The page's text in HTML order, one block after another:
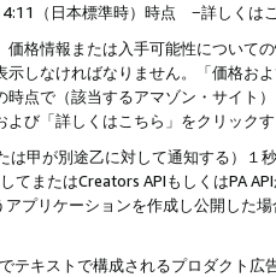
（日本標準時）時点 −詳しくは
価格情報または入手可能性について
示しなければなりません。「価格
点で（該当するアマゾン・サイト
び「詳しくはこちら」をクリック
は甲が別途乙に対して通知する）
てまたはCreators APIもしくはPA
アプリケーションを作成し公開した
テキストで構成されるプロダクト